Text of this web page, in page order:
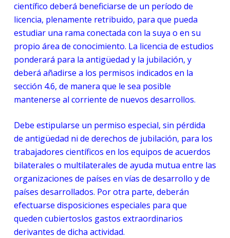
científico deberá beneficiarse de un período de
licencia, plenamente retribuido, para que pueda
estudiar una rama conectada con la suya o en su
propio área de conocimiento. La licencia de estudios
ponderará para la antigüedad y la jubilación, y
deberá añadirse a los permisos indicados en la
sección 4.6, de manera que le sea posible
mantenerse al corriente de nuevos desarrollos.
Debe estipularse un permiso especial, sin pérdida
de antigüedad ni de derechos de jubilación, para los
trabajadores científicos en los equipos de acuerdos
bilaterales o multilaterales de ayuda mutua entre las
organizaciones de países en vías de desarrollo y de
países desarrollados. Por otra parte, deberán
efectuarse disposiciones especiales para que
queden cubiertoslos gastos extraordinarios
derivantes de dicha actividad.